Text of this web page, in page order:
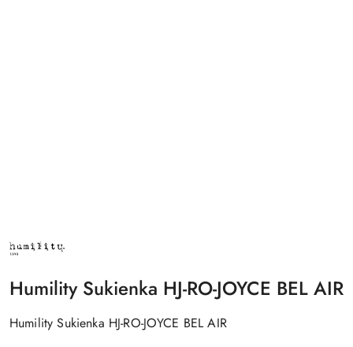
NAZWA
PRODUCENTA:
Humility Sukienka HJ-RO-JOYCE BEL AIR
Humility Sukienka HJ-RO-JOYCE BEL AIR